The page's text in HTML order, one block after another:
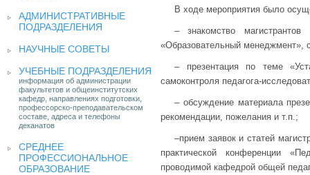
АДМИНИСТРАТИВНЫЕ
ПОДРАЗДЕЛЕНИЯ
НАУЧНЫЕ СОВЕТЫ
УЧЕБНЫЕ ПОДРАЗДЕЛЕНИЯ
информация об администрации
факультетов и общеинститутских
кафедр, направлениях подготовки,
профессорско-преподавательском
составе, адреса и телефоны
деканатов
СРЕДНЕЕ
ПРОФЕССИОНАЛЬНОЕ
ОБРАЗОВАНИЕ
В ходе мероприятия было
– знакомство
«Образовательный менеджмент»,
– презентация по теме
самоконтроля педагога-
– обсуждение материала
рекомендации, пожелания и т.п.;
–прием заявок и статей
практической конференции
проводимой кафедрой общей